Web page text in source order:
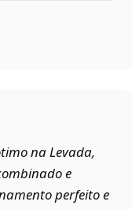
na Levada,
e
perfeito e